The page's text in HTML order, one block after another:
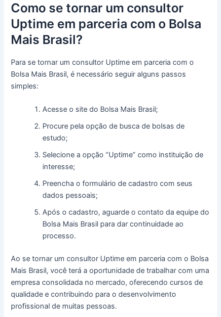
Como se tornar um consultor
Uptime em parceria com o Bolsa
Mais Brasil?
Para se tornar um consultor Uptime em parceria com o
Bolsa Mais Brasil, é necessário seguir alguns passos
simples:
Acesse o site do Bolsa Mais Brasil;
Procure pela opção de busca de bolsas de
estudo;
Selecione a opção “Uptime” como instituição de
interesse;
Preencha o formulário de cadastro com seus
dados pessoais;
Após o cadastro, aguarde o contato da equipe do
Bolsa Mais Brasil para dar continuidade ao
processo.
Ao se tornar um consultor Uptime em parceria com o Bolsa
Mais Brasil, você terá a oportunidade de trabalhar com uma
empresa consolidada no mercado, oferecendo cursos de
qualidade e contribuindo para o desenvolvimento
profissional de muitas pessoas.